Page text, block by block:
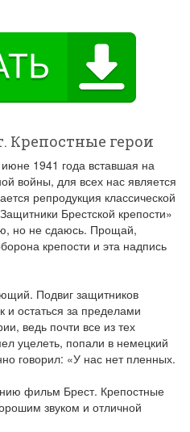
Крепостные герои
1941 года вставшая на
войны, для всех нас является
репродукция классической
Брестской крепости»
но не сдаюсь. Прощай,
крепости и эта надпись
Подвиг защитников
и остаться за пределами
ведь почти все из тех
уцелеть, попали в немецкий
говорил: «У нас нет пленных.
фильм Брест. Крепостные
звуком и отличной